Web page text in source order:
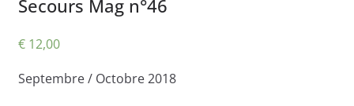
Secours Mag n°46
€12,00
Septembre / Octobre 2018